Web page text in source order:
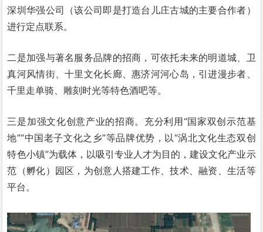
深圳华强公司（该公司即是打造台儿庄古城的主要合作者）
进行定点联系。
二是加强与著名服务品牌的招商，可依托未来的明道城、卫
真河风情街、十里文化长廊、惠济河河心岛，引进漫步者、
千里走单骑、雕刻时光等特色酒吧等。
三是加强文化创意产业的招商。充分利用“国家双创示范基
地”“中国老子文化之乡”等品牌优势，以“涡北文化生态双创
特色小镇”为载体，以吸引专业人才为目的，建设文化产业示
范（孵化）园区，为创意人搭建工作、技术、融资、生活等
平台。